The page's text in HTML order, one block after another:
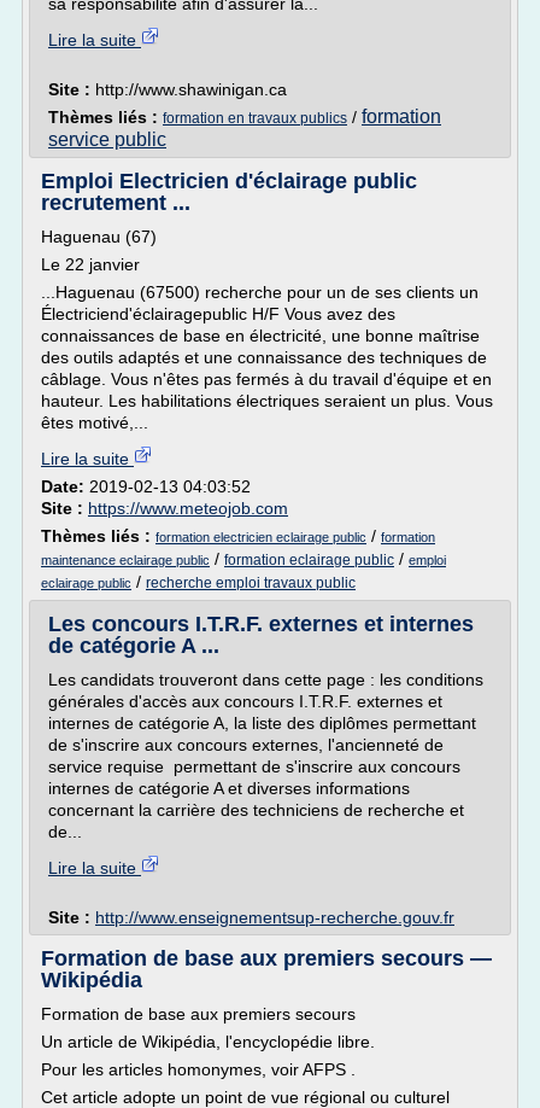
Lire la suite
Site : http://www.shawinigan.ca
Thèmes liés : formation en travaux publics / formation
service public
Emploi Electricien d'éclairage public
recrutement ...
Haguenau (67)
Le 22 janvier
...Haguenau (67500) recherche pour un de ses clients un
Électriciend'éclairagepublic H/F Vous avez des
connaissances de base en électricité, une bonne maîtrise
des outils adaptés et une connaissance des techniques de
câblage. Vous n'êtes pas fermés à du travail d'équipe et en
hauteur. Les habilitations électriques seraient un plus. Vous
êtes motivé,...
Lire la suite
Date: 2019-02-13 04:03:52
Site : https://www.meteojob.com
Thèmes liés : formation electricien eclairage public / formation
maintenance eclairage public / formation eclairage public / emploi
eclairage public / recherche emploi travaux public
Les concours I.T.R.F. externes et internes
de catégorie A ...
Les candidats trouveront dans cette page : les conditions
générales d'accès aux concours I.T.R.F. externes et
internes de catégorie A, la liste des diplômes permettant
de s'inscrire aux concours externes, l'ancienneté de
service requise permettant de s'inscrire aux concours
internes de catégorie A et diverses informations
concernant la carrière des techniciens de recherche et
de...
Lire la suite
Site : http://www.enseignementsup-recherche.gouv.fr
Formation de base aux premiers secours —
Wikipédia
Formation de base aux premiers secours
Un article de Wikipédia, l'encyclopédie libre.
Pour les articles homonymes, voir AFPS .
Cet article adopte un point de vue régional ou culturel